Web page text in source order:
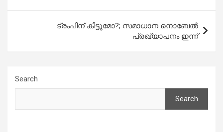
ട്രംപിന് കിട്ടുമോ?; സമാധാന നൊബേല്‍
പ്രഖ്യാപനം ഇന്ന്
Search
Search